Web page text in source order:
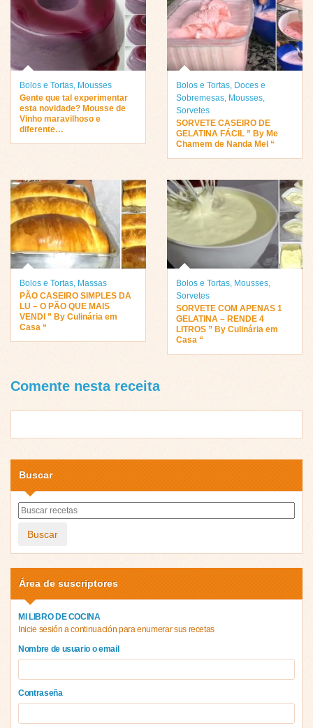
Bolos e Tortas, Mousses
Gente que tal experimentar
esta novidade? Mousse de
Vinho maravilhoso e
diferente…
Bolos e Tortas, Doces e
Sobremesas, Mousses,
Sorvetes
SORVETE CASEIRO DE
GELATINA FÁCIL ” By Me
Chamem de Nanda Mel “
Bolos e Tortas, Massas
PÃO CASEIRO SIMPLES DA
LU – O PÃO QUE MAIS
VENDI ” By Culinária em
Casa “
Bolos e Tortas, Mousses,
Sorvetes
SORVETE COM APENAS 1
GELATINA – RENDE 4
LITROS ” By Culinária em
Casa “
Comente nesta receita
Buscar
Buscar
Área de suscriptores
MI LIBRO DE COCINA
Inicie sesión a continuación para enumerar sus recetas
Nombre de usuario o email
Contraseña